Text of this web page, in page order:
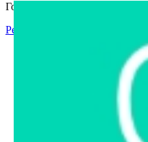
Гостевой доступ
Регистрация
Интернет-магазин
Интернет-витрина